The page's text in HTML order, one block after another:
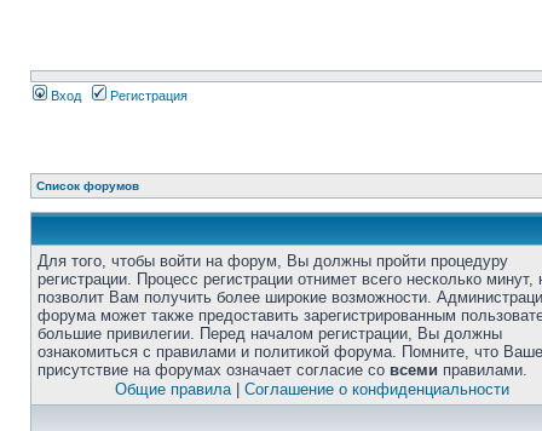
Вход Регистрация
Список форумов
Для того, чтобы войти на форум, Вы должны пройти процедуру
регистрации. Процесс регистрации отнимет всего несколько минут,
позволит Вам получить более широкие возможности.
форума может также предоставить зарегистрированным
большие привилегии. Перед началом регистрации, Вы должны
ознакомиться с правилами и политикой форума. Помните, что Ваше
присутствие на форумах означает согласие со всеми правилами.
Общие правила| Соглашение о конфиденциальности